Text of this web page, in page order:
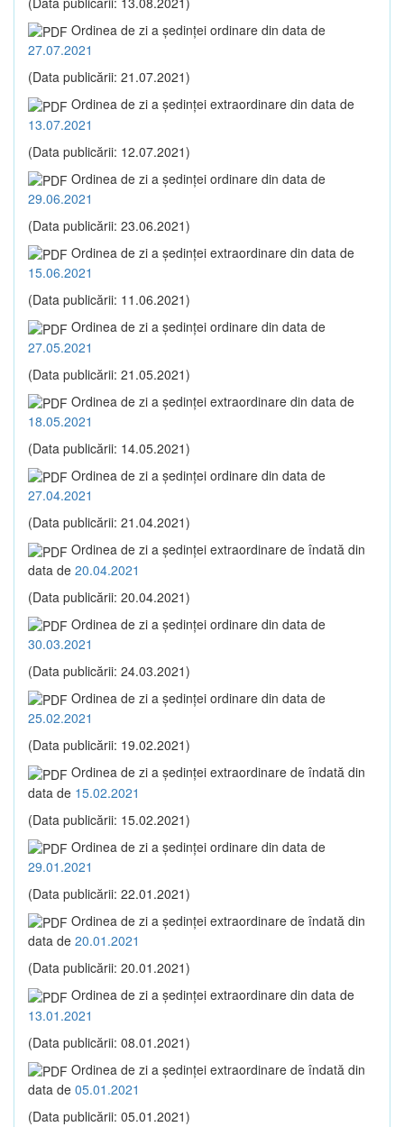
Ordinea de zi a şedinţei ordinare din data de
27.07.2021
(Data publicării: 21.07.2021)
Ordinea de zi a şedinţei extraordinare din data de
13.07.2021
(Data publicării: 12.07.2021)
Ordinea de zi a şedinţei ordinare din data de
29.06.2021
(Data publicării: 23.06.2021)
Ordinea de zi a şedinţei extraordinare din data de
15.06.2021
(Data publicării: 11.06.2021)
Ordinea de zi a şedinţei ordinare din data de
27.05.2021
(Data publicării: 21.05.2021)
Ordinea de zi a şedinţei extraordinare din data de
18.05.2021
(Data publicării: 14.05.2021)
Ordinea de zi a şedinţei ordinare din data de
27.04.2021
(Data publicării: 21.04.2021)
Ordinea de zi a şedinţei extraordinare de îndată din
data de 20.04.2021
(Data publicării: 20.04.2021)
Ordinea de zi a şedinţei ordinare din data de
30.03.2021
(Data publicării: 24.03.2021)
Ordinea de zi a şedinţei ordinare din data de
25.02.2021
(Data publicării: 19.02.2021)
Ordinea de zi a şedinţei extraordinare de îndată din
data de 15.02.2021
(Data publicării: 15.02.2021)
Ordinea de zi a şedinţei ordinare din data de
29.01.2021
(Data publicării: 22.01.2021)
Ordinea de zi a şedinţei extraordinare de îndată din
data de 20.01.2021
(Data publicării: 20.01.2021)
Ordinea de zi a şedinţei extraordinare din data de
13.01.2021
(Data publicării: 08.01.2021)
Ordinea de zi a şedinţei extraordinare de îndată din
data de 05.01.2021
(Data publicării: 05.01.2021)